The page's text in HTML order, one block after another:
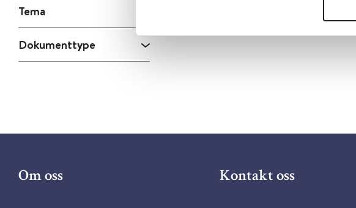
Tema
Dokumenttype
Om oss Kontakt oss